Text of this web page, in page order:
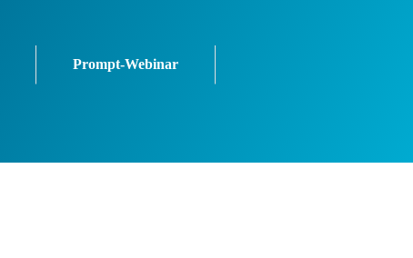
Prompt-Webinar